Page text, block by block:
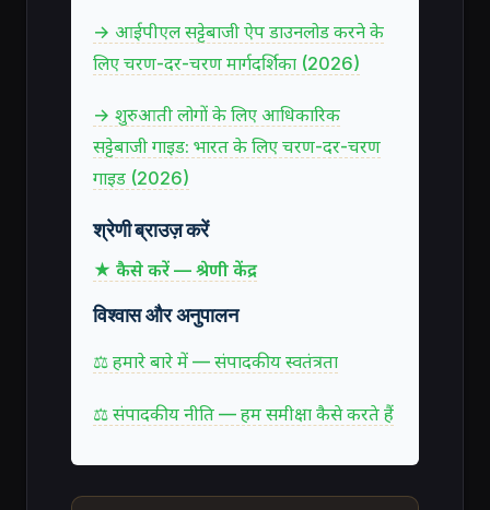
→ आईपीएल सट्टेबाजी ऐप डाउनलोड करने के
लिए चरण-दर-चरण मार्गदर्शिका (2026)
→ शुरुआती लोगों के लिए आधिकारिक
सट्टेबाजी गाइड: भारत के लिए चरण-दर-चरण
गाइड (2026)
श्रेणी ब्राउज़ करें
★ कैसे करें — श्रेणी केंद्र
विश्वास और अनुपालन
⚖ हमारे बारे में — संपादकीय स्वतंत्रता
⚖ संपादकीय नीति — हम समीक्षा कैसे करते हैं